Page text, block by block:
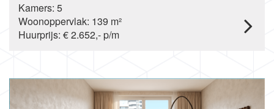
Kamers: 5
Woonoppervlak: 139 m²
Huurprijs: € 2.652,- p/m